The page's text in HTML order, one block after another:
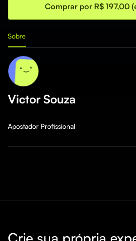
Comprar por R$ 197,00
Sobre
Victor Souza
Apostador Profissional